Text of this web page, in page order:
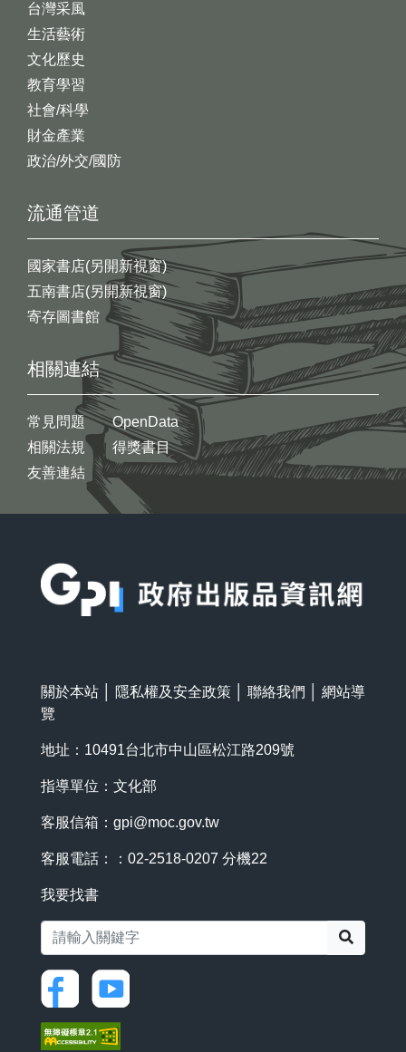
台灣采風
生活藝術
文化歷史
教育學習
社會/科學
財金產業
政治/外交/國防
流通管道
國家書店(另開新視窗)
五南書店(另開新視窗)
寄存圖書館
相關連結
常見問題
相關法規
友善連結
OpenData
得獎書目
關於本站 隱私權及安全政策 聯絡我們
網站導
覽
地址：10491台北市中山區松江路209號
指導單位：文化部
客服信箱： gpi@moc.gov.tw
客服電話：：02-2518-0207 分機22
我要找書